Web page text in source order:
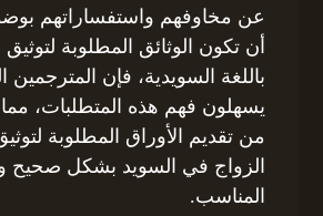
عن مخاوفهم واستفساراتهم
أن تكون الوثائق المطلوبة
باللغة السويدية، فإن المترجمين
يسهلون فهم هذه المتطلبات، مما
من تقديم الأوراق المطلوبة
الزواج في السويد بشكل صحيح
المناسب.